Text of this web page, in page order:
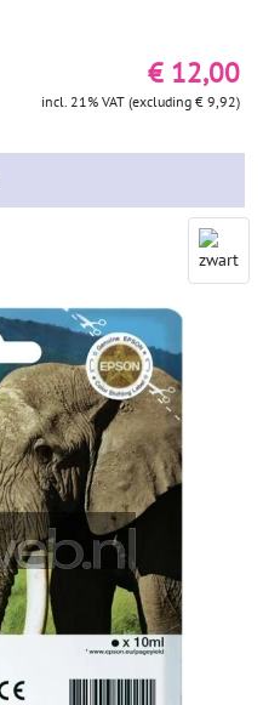
€ 12,00
incl. 21% VAT (excluding € 9,92)